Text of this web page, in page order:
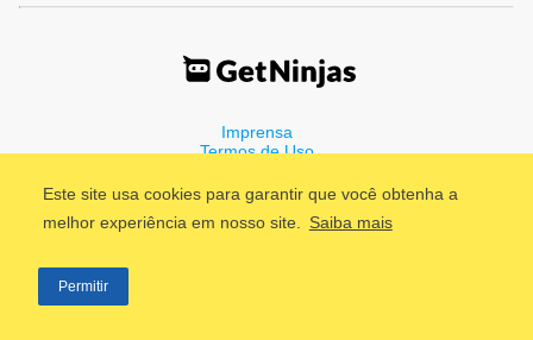
Este site usa cookies para garantir que você obtenha a
melhor experiência em nosso site. Saiba mais
Permitir
Imprensa
Termos de Uso
©2011 - 2026, GetNinjas LTDA. CNPJ 55.744.877/0001-89 - Rua
Dr. Fernandes Coelho, 85 - 3º andar - São Paulo/SP - Brasil